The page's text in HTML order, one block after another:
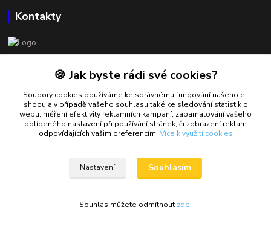
Kontakty
Petr Mráček
+420 602 549 946
petrmracek@bowlshop.cz
🍪 Jak byste rádi své cookies?
Soubory cookies používáme ke správnému fungování našeho e-
shopu a v případě vašeho souhlasu také ke sledování statistik o
webu, měření efektivity reklamních kampaní, zapamatování vašeho
oblíbeného nastavení při používání stránek, či zobrazení reklam
odpovídajících vašim preferencím. Více k využití cookies
Nastavení Souhlasím
Souhlas můžete odmítnout zde.